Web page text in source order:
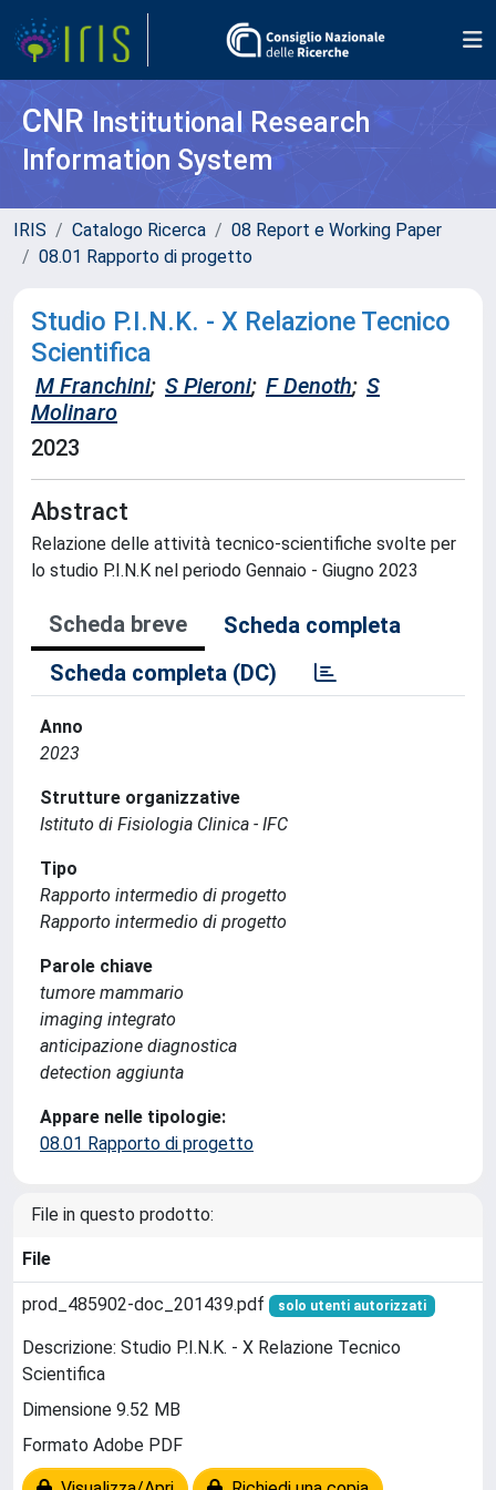
CNR Institutional Research
Information System
IRIS Catalogo Ricerca
08 Report e Working Paper
08.01 Rapporto di progetto
Studio P.I.N.K. - X Relazione Tecnico
Scientifica
M Franchini; S Pieroni; F Denoth; S
Molinaro
2023
Abstract
Relazione delle attività tecnico-scientifiche svolte per
lo studio P.I.N.K nel periodo Gennaio - Giugno 2023
Scheda breve
Scheda completa
Scheda completa (DC)
Anno
2023
Strutture organizzative
Istituto di Fisiologia Clinica - IFC
Tipo
Rapporto intermedio di progetto
Rapporto intermedio di progetto
Parole chiave
tumore mammario
imaging integrato
anticipazione diagnostica
detection aggiunta
Appare nelle tipologie:
08.01 Rapporto di progetto
File in questo prodotto:
File
prod_485902-doc_201439.pdf solo utenti autorizzati
Descrizione: Studio P.I.N.K. - X Relazione Tecnico
Scientifica
Dimensione 9.52 MB
Formato Adobe PDF